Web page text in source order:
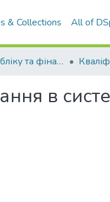
& Collections All of
Факультет обліку та фінансів
в